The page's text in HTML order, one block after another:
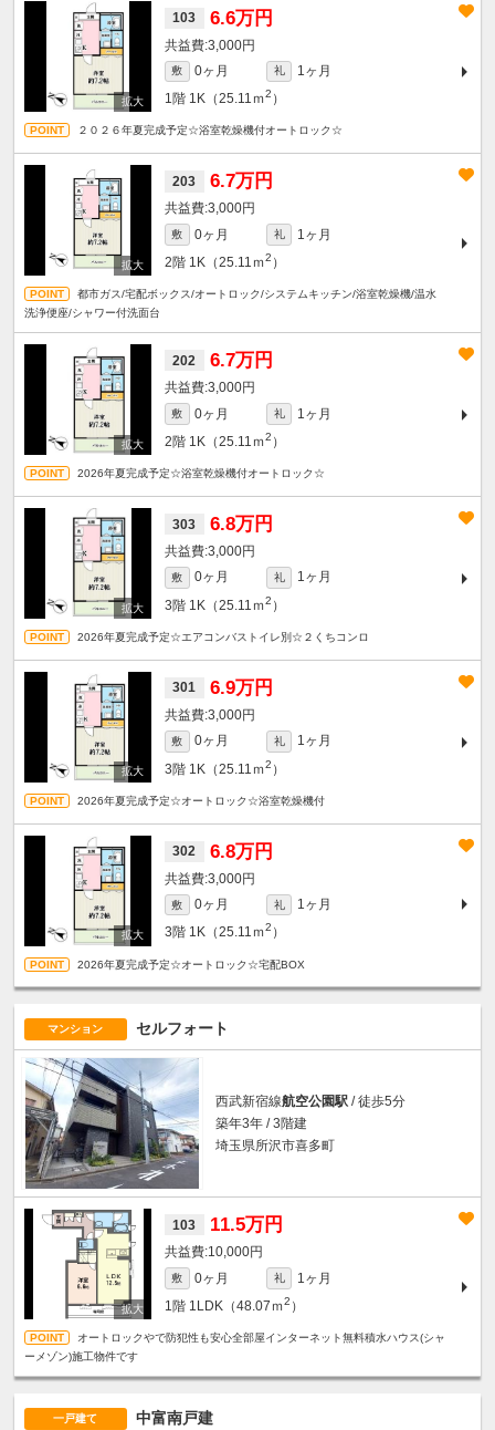
103 6.6万円
3,000円
敷 0ヶ月 礼
1ヶ月
1階 1K（25.11ｍ2 ）
２０２６年夏完成予定☆浴室乾燥機付オートロック☆
203 6.7万円
3,000円
敷 0ヶ月 礼
1ヶ月
2階 1K（25.11ｍ2 ）
都市ガス/宅配ボックス/オートロック/システムキッチン/浴室乾燥機/温水
洗浄便座/シャワー付洗面台
202 6.7万円
3,000円
敷 0ヶ月 礼
1ヶ月
2階 1K（25.11ｍ2 ）
2026年夏完成予定☆浴室乾燥機付オートロック☆
303 6.8万円
3,000円
敷 0ヶ月 礼
1ヶ月
3階 1K（25.11ｍ2 ）
2026年夏完成予定☆エアコンバストイレ別☆２くちコンロ
301 6.9万円
3,000円
敷 0ヶ月 礼
1ヶ月
3階 1K（25.11ｍ2 ）
2026年夏完成予定☆オートロック☆浴室乾燥機付
302 6.8万円
3,000円
敷 0ヶ月 礼
1ヶ月
3階 1K（25.11ｍ2 ）
2026年夏完成予定☆オートロック☆宅配BOX
マンション セルフォート
西武新宿線航空公園駅 / 徒歩5分
築年3年 / 3階建
埼玉県所沢市喜多町
103 11.5万円
10,000円
敷 0ヶ月 礼
1ヶ月
1階 1LDK（48.07ｍ2 ）
オートロックやで防犯性も安心全部屋インターネット無料積水ハウス(シャ
ーメゾン)施工物件です
一戸建て 中富南戸建